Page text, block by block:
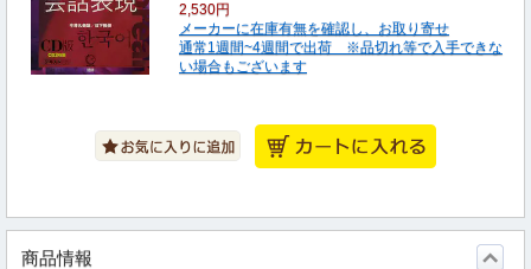
2,530円
メーカーに在庫有無を確認し、お取り寄せ
通常1週間~4週間で出荷 ※品切れ等で入手できな
い場合もございます
商品情報